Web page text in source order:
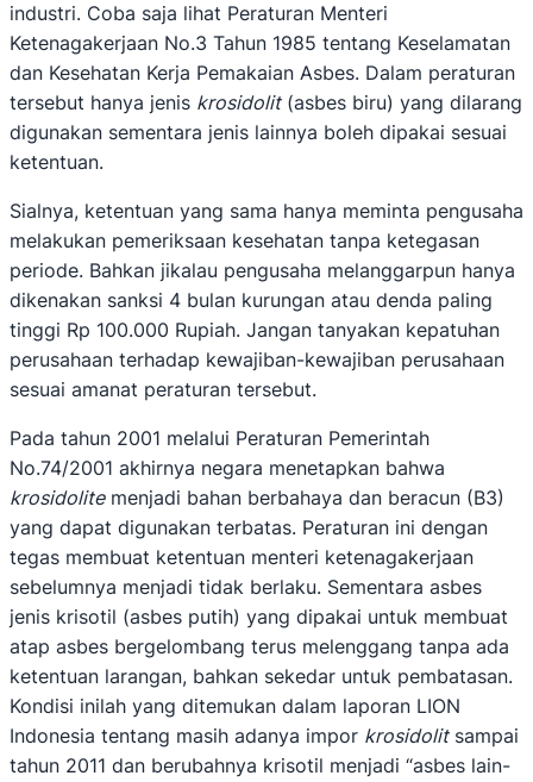
industri. Coba saja lihat Peraturan Menteri
Ketenagakerjaan No.3 Tahun 1985 tentang Keselamatan
dan Kesehatan Kerja Pemakaian Asbes. Dalam peraturan
tersebut hanya jenis krosidolit(asbes biru) yang dilarang
digunakan sementara jenis lainnya boleh dipakai sesuai
ketentuan.
Sialnya, ketentuan yang sama hanya meminta pengusaha
melakukan pemeriksaan kesehatan tanpa ketegasan
periode. Bahkan jikalau pengusaha melanggarpun hanya
dikenakan sanksi 4 bulan kurungan atau denda paling
tinggi Rp 100.000 Rupiah. Jangan tanyakan kepatuhan
perusahaan terhadap kewajiban-kewajiban perusahaan
sesuai amanat peraturan tersebut.
Pada tahun 2001 melalui Peraturan Pemerintah
No.74/2001 akhirnya negara menetapkan bahwa
krosidolitemenjadi bahan berbahaya dan beracun (B3)
yang dapat digunakan terbatas. Peraturan ini dengan
tegas membuat ketentuan menteri ketenagakerjaan
sebelumnya menjadi tidak berlaku. Sementara asbes
jenis krisotil (asbes putih) yang dipakai untuk membuat
atap asbes bergelombang terus melenggang tanpa ada
ketentuan larangan, bahkan sekedar untuk pembatasan.
Kondisi inilah yang ditemukan dalam laporan LION
Indonesia tentang masih adanya impor krosidolitsampai
tahun 2011 dan berubahnya krisotil menjadi “asbes lain-